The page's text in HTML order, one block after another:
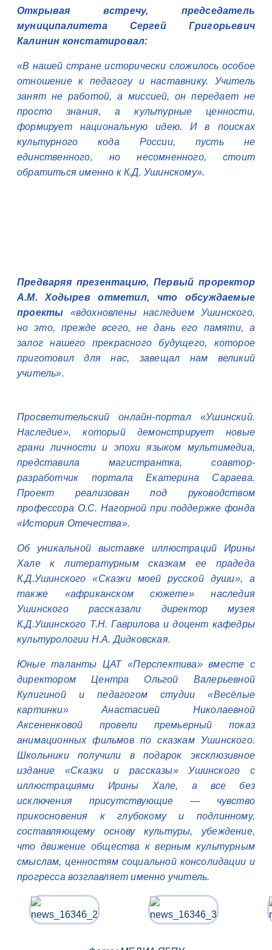
Открывая встречу, председатель
муниципалитета Сергей Григорьевич
Калинин констатировал:
«В нашей стране исторически сложилось особое
отношение к педагогу и наставнику. Учитель
занят не работой, а миссией, он передает не
просто знания, а культурные ценности,
формирует национальную идею. И в поисках
культурного кода России, пусть не
единственного, но несомненного, стоит
обратиться именно к К.Д. Ушинскому».
Предваряя презентацию, Первый проректор
А.М. Ходырев отметил, что обсуждаемые
проекты «вдохновлены наследием Ушинского,
но это, прежде всего, не дань его памяти, а
залог нашего прекрасного будущего, которое
приготовил для нас, завещал нам великий
учитель».
Просветительский онлайн-портал «Ушинский.
Наследие», который демонстрирует новые
грани личности и эпохи языком мультимедиа,
представила магистрантка, соавтор-
разработчик портала Екатерина Сараева.
Проект реализован под руководством
профессора О.С. Нагорной при поддержке фонда
«История Отечества».
Об уникальной выставке иллюстраций Ирины
Хале к литературным сказкам ее прадеда
К.Д.Ушинского «Сказки моей русской души», а
также «африканском сюжете» наследия
Ушинского рассказали директор музея
К.Д.Ушинского Т.Н. Гаврилова и доцент кафедры
культурологии Н.А. Дидковская.
Юные таланты ЦАТ «Перспектива» вместе с
директором Центра Ольгой Валерьевной
Кулигиной и педагогом студии «Весёлые
картинки» Анастасией Николаевной
Аксененковой провели премьерный показ
анимационных фильмов по сказкам Ушинского.
Школьники получили в подарок эксклюзивное
издание «Сказки и рассказы» Ушинского с
иллюстрациями Ирины Хале, а все без
исключения присутствующие — чувство
прикосновения к глубокому и подлинному,
составляющему основу культуры, убеждение,
что движение общества к верным культурным
смыслам, ценностям социальной консолидации и
прогресса возглавляет именно учитель.